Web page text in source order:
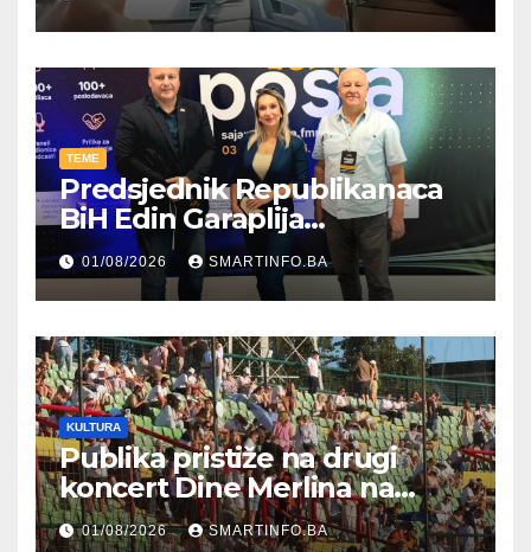
TEME
Predsjednik Republikanaca
BiH Edin Garaplija
prisustvovao prezentaciji
Federalnog sajma
zapošljavanja
01/08/2026 SMARTINFO.BA
KULTURA
Publika pristiže na drugi
koncert Dine Merlina na
Koševu
01/08/2026 SMARTINFO.BA